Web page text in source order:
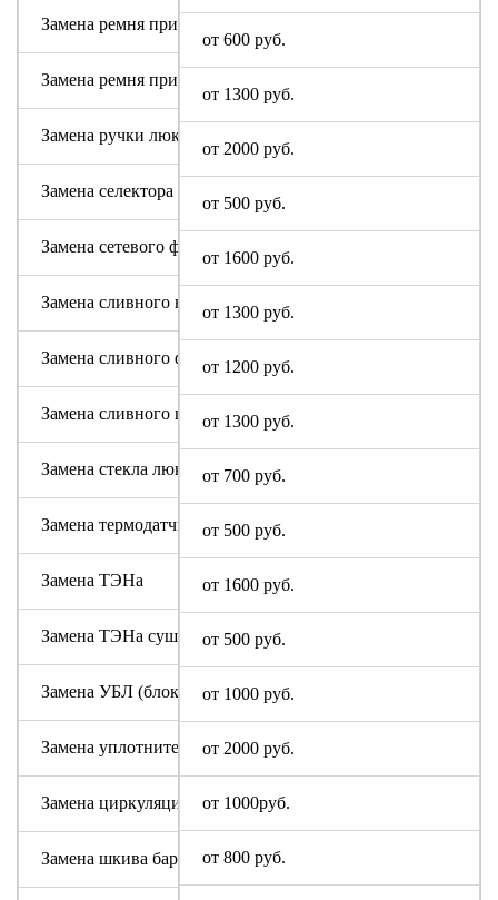
от 600 руб.
от 1300 руб.
от 2000 руб.
от 500 руб.
от 1600 руб.
от 1300 руб.
от 1200 руб.
от 1300 руб.
от 700 руб.
от 500 руб.
от 1600 руб.
от 500 руб.
от 1000 руб.
от 2000 руб.
от 1000руб.
от 800 руб.
Замена ремня привода (двигателя)
Замена ремня привода барабана
Замена ручки люка
Замена селектора программ Soba
Замена сетевого фильтра (ФПС, пусковой конденсатор)
Замена сливного насоса
Замена сливного фильтра
Замена сливного шланга
Замена стекла люка
Замена термодатчика Soba
Замена ТЭНа
Замена ТЭНа сушки
Замена УБЛ (блокировки люка)
Замена уплотнительной резины люка (манжеты)
Замена циркуляционного насоса Soba
Замена шкива барабана